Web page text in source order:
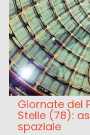
Giornate del
Stelle (78):
spaziale